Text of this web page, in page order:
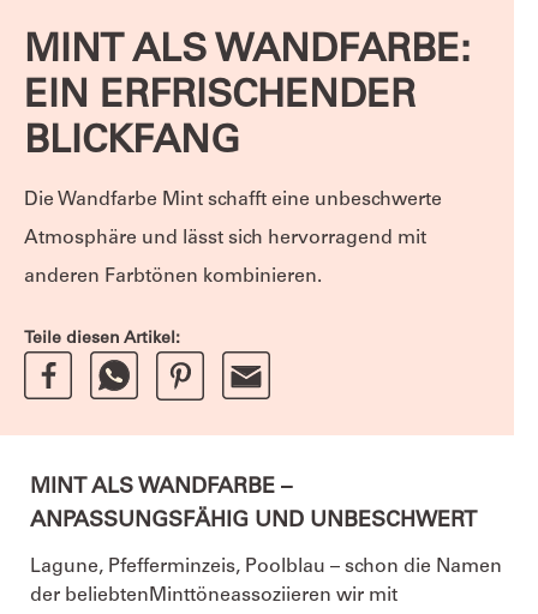
MINT ALS WANDFARBE:
EIN ERFRISCHENDER
BLICKFANG
Die Wandfarbe Mint schafft eine unbeschwerte
Atmosphäre und lässt sich hervorragend mit
anderen Farbtönen kombinieren.
Teile diesen Artikel:
MINT ALS WANDFARBE –
ANPASSUNGSFÄHIG UND UNBESCHWERT
Lagune, Pfefferminzeis, Poolblau – schon die Namen
der beliebten Minttöneassoziieren wir mit